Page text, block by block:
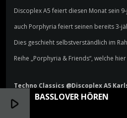
Discoplex A5 feiert diesen Monat sein
auch Porphyria feiert seinen bereits 3-
Dies geschieht selbstverständlich im
Reihe „Porphyria & Friends“, welche
Techno Classics @Discoplex A5
05.11.2011 – Kategorie: Basslover Events
play_arrow BASSLOVER HÖREN